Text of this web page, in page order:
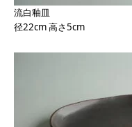
流白釉皿
径22cm 高さ5cm